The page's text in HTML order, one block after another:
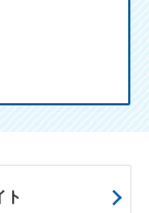
ト